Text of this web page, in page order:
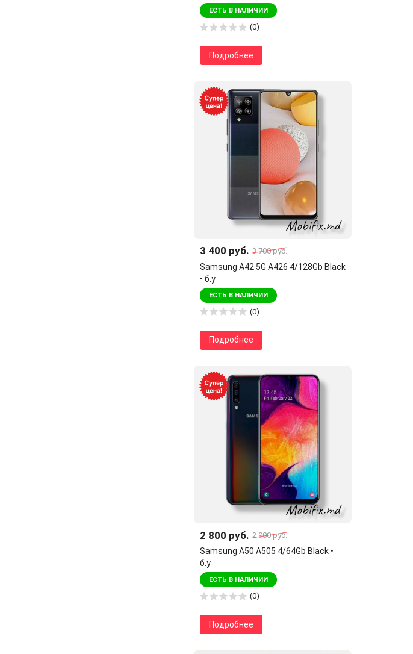
ЕСТЬ В НАЛИЧИИ
(0)
Подробнее
3 400 руб. 3 700 руб.
Samsung A42 5G A426 4/128Gb Black
• б.у
ЕСТЬ В НАЛИЧИИ
(0)
Подробнее
2 800 руб. 2 900 руб.
Samsung A50 A505 4/64Gb Black •
б.у
ЕСТЬ В НАЛИЧИИ
(0)
Подробнее